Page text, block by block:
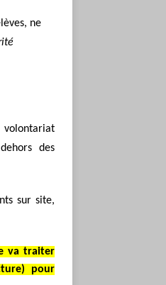
ne
des
sur site,
va traiter
pour